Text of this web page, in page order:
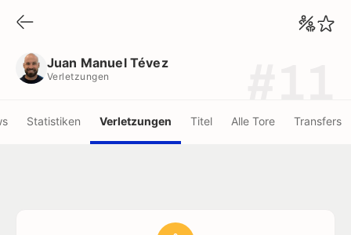
Juan Manuel Tévez
Verletzungen
Statistiken Verletzungen Titel Alle Tore Transfers